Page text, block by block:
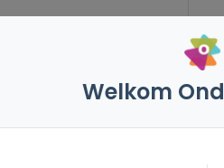
vanaf schooljaar 2026-2027
Welkom